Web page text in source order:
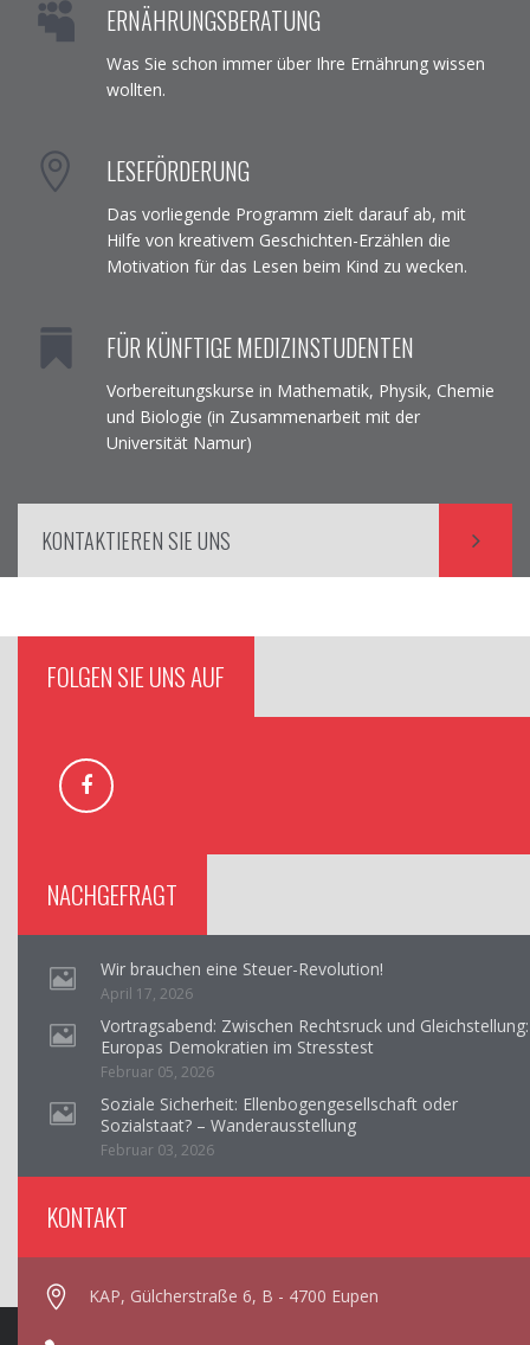
ERNÄHRUNGSBERATUNG
Was Sie schon immer über Ihre Ernährung wissen
wollten.
LESEFÖRDERUNG
Das vorliegende Programm zielt darauf ab, mit
Hilfe von kreativem Geschichten-Erzählen die
Motivation für das Lesen beim Kind zu wecken.
FÜR KÜNFTIGE MEDIZINSTUDENTEN
Vorbereitungskurse in Mathematik, Physik, Chemie
und Biologie (in Zusammenarbeit mit der
Universität Namur)
KONTAKTIEREN SIE UNS
FOLGEN SIE UNS AUF
NACHGEFRAGT
Wir brauchen eine Steuer-Revolution!
April 17, 2026
Vortragsabend: Zwischen Rechtsruck und Gleichstellung:
Europas Demokratien im Stresstest
Februar 05, 2026
Soziale Sicherheit: Ellenbogengesellschaft oder
Sozialstaat? – Wanderausstellung
Februar 03, 2026
KONTAKT
KAP, Gülcherstraße 6, B - 4700 Eupen